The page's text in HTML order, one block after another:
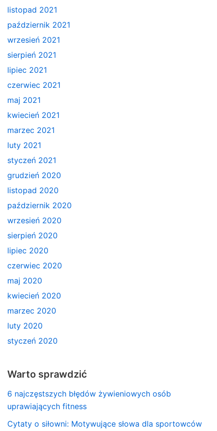
listopad 2021
październik 2021
wrzesień 2021
sierpień 2021
lipiec 2021
czerwiec 2021
maj 2021
kwiecień 2021
marzec 2021
luty 2021
styczeń 2021
grudzień 2020
listopad 2020
październik 2020
wrzesień 2020
sierpień 2020
lipiec 2020
czerwiec 2020
maj 2020
kwiecień 2020
marzec 2020
luty 2020
styczeń 2020
Warto sprawdzić
6 najczęstszych błędów żywieniowych osób
uprawiających fitness
Cytaty o siłowni: Motywujące słowa dla sportowców